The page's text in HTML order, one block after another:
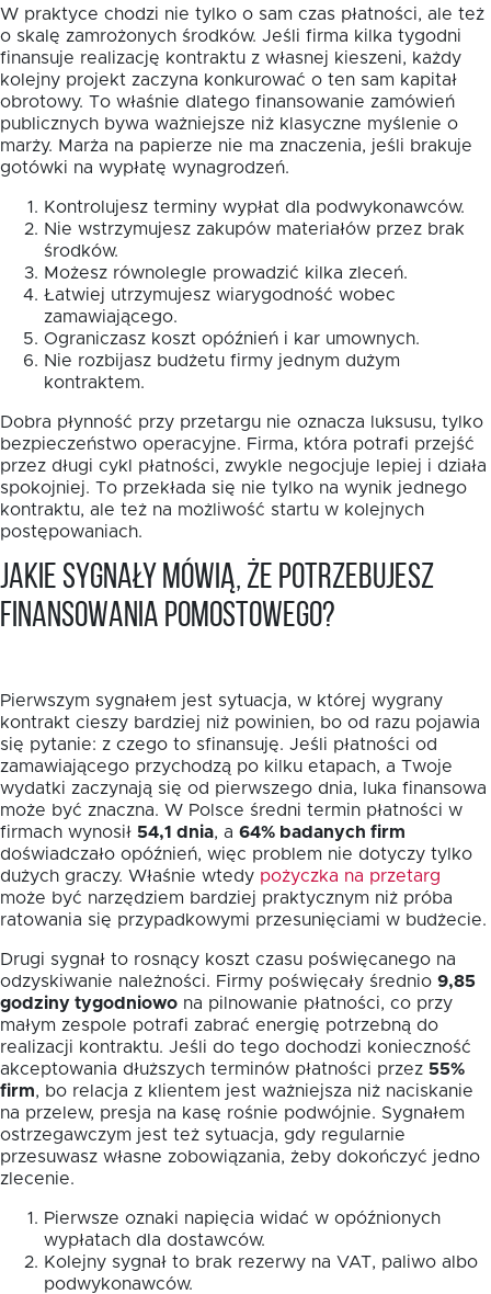
W praktyce chodzi nie tylko o sam czas płatności, ale też
o skalę zamrożonych środków. Jeśli firma kilka tygodni
finansuje realizację kontraktu z własnej kieszeni, każdy
kolejny projekt zaczyna konkurować o ten sam kapitał
obrotowy. To właśnie dlatego finansowanie zamówień
publicznych bywa ważniejsze niż klasyczne myślenie o
marży. Marża na papierze nie ma znaczenia, jeśli brakuje
gotówki na wypłatę wynagrodzeń.
Kontrolujesz terminy wypłat dla podwykonawców.
Nie wstrzymujesz zakupów materiałów przez brak
środków.
Możesz równolegle prowadzić kilka zleceń.
Łatwiej utrzymujesz wiarygodność wobec
zamawiającego.
Ograniczasz koszt opóźnień i kar umownych.
Nie rozbijasz budżetu firmy jednym dużym
kontraktem.
Dobra płynność przy przetargu nie oznacza luksusu, tylko
bezpieczeństwo operacyjne. Firma, która potrafi przejść
przez długi cykl płatności, zwykle negocjuje lepiej i działa
spokojniej. To przekłada się nie tylko na wynik jednego
kontraktu, ale też na możliwość startu w kolejnych
postępowaniach.
Jakie sygnały mówią, że potrzebujesz
finansowania pomostowego?
Pierwszym sygnałem jest sytuacja, w której wygrany
kontrakt cieszy bardziej niż powinien, bo od razu pojawia
się pytanie: z czego to sfinansuję. Jeśli płatności od
zamawiającego przychodzą po kilku etapach, a Twoje
wydatki zaczynają się od pierwszego dnia, luka finansowa
może być znaczna. W Polsce średni termin płatności w
firmach wynosił 54,1 dnia, a 64% badanych firm
doświadczało opóźnień, więc problem nie dotyczy tylko
dużych graczy. Właśnie wtedy pożyczka na przetarg
może być narzędziem bardziej praktycznym niż próba
ratowania się przypadkowymi przesunięciami w budżecie.
Drugi sygnał to rosnący koszt czasu poświęcanego na
odzyskiwanie należności. Firmy poświęcały średnio 9,85
godziny tygodniowo na pilnowanie płatności, co przy
małym zespole potrafi zabrać energię potrzebną do
realizacji kontraktu. Jeśli do tego dochodzi konieczność
akceptowania dłuższych terminów płatności przez 55%
firm, bo relacja z klientem jest ważniejsza niż naciskanie
na przelew, presja na kasę rośnie podwójnie. Sygnałem
ostrzegawczym jest też sytuacja, gdy regularnie
przesuwasz własne zobowiązania, żeby dokończyć jedno
zlecenie.
Pierwsze oznaki napięcia widać w opóźnionych
wypłatach dla dostawców.
Kolejny sygnał to brak rezerwy na VAT, paliwo albo
podwykonawców.